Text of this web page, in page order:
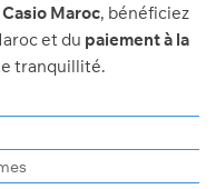
Casio Maroc, bénéficiez
et du paiement à la
tranquillité.